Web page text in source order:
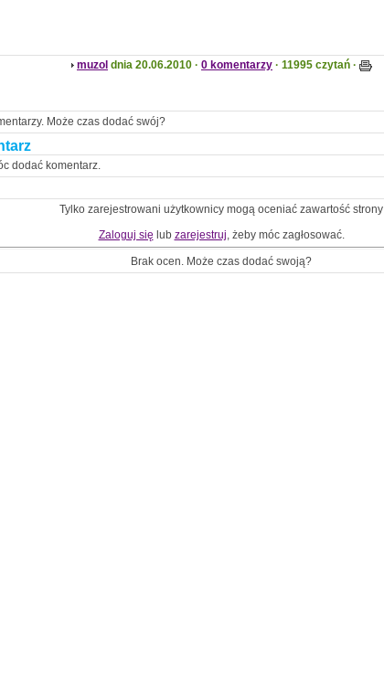
muzol dnia 20.06.2010 · 0 komentarzy · 11995 czytań ·
Może czas dodać swój?
dodać komentarz.
Tylko zarejestrowani użytkownicy mogą oceniać zawartość strony
Zaloguj się lub zarejestruj, żeby móc zagłosować.
Brak ocen. Może czas dodać swoją?